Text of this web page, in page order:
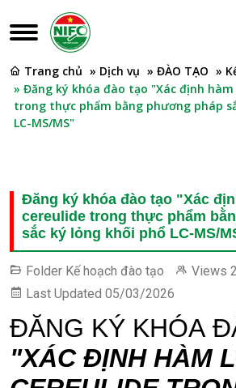
Trang chủ » Dịch vụ » ĐÀO TẠO »
» Đăng ký khóa đào tạo "Xác định
trong thực phẩm bằng phương pháp
LC-MS/MS"
Đăng ký khóa đào tạo "Xác
cereulide trong thực phẩm
sắc ký lỏng khối phổ LC-MS/
Folder Kế hoạch đào tạo Views
Last Updated 05/03/2026